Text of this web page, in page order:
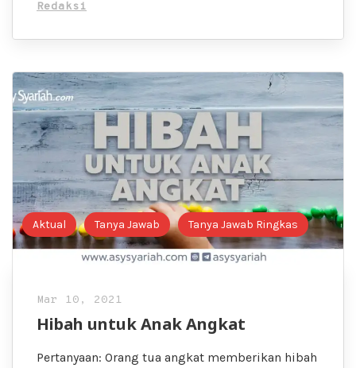
Redaksi
Aktual Tanya Jawab Tanya Jawab Ringkas
Mar 10, 2021
Hibah untuk Anak Angkat
Pertanyaan: Orang tua angkat memberikan hibah